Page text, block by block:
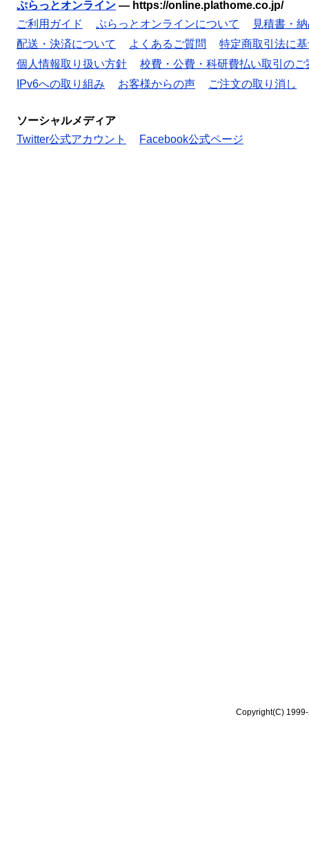
ぷらっとオンライン — https://online.plathome.co.jp/
ご利用ガイド
ぷらっとオンラインについて
見積書・
配送・決済について
よくあるご質問
特定商取引法に
個人情報取り扱い方針
校費・公費・科研費払い取引のご
IPv6への取り組み
お客様からの声 ご注文の取り消し
ソーシャルメディア
Twitter公式アカウント
Facebook公式ページ
Copyright(C)